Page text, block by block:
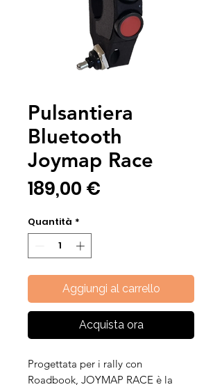
Pulsantiera
Bluetooth
Joymap Race
189,00 €
Quantità *
Aggiungi al carrello
Acquista ora
Progettata per i rally con
Roadbook, JOYMAP RACE è la